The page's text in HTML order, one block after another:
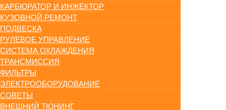
КАРБЮРАТОР И ИНЖЕКТОР
КУЗОВНОЙ РЕМОНТ
ПОДВЕСКА
РУЛЕВОЕ УПРАВЛЕНИЕ
СИСТЕМА ОХЛАЖДЕНИЯ
ТРАНСМИССИЯ
ФИЛЬТРЫ
ЭЛЕКТРООБОРУДОВАНИЕ
СОВЕТЫ
ВНЕШНИЙ ТЮНИНГ